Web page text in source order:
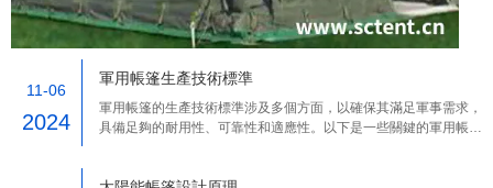
11-06
2024
軍用帳篷生產技術標準
軍用帳篷的生產技術標準涉及多個方面，以確保其滿足軍事需求，
具備足夠的耐用性、可靠性和適應性。以下是一些關鍵的軍用帳篷